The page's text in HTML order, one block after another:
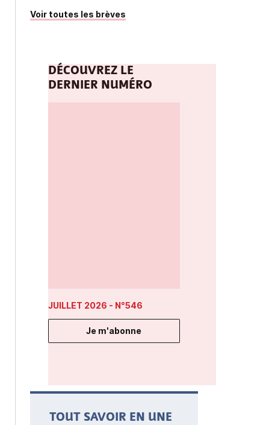
Voir toutes les brèves
DÉCOUVREZ LE
DERNIER NUMÉRO
JUILLET 2026 - N°546
Je m'abonne
TOUT SAVOIR EN UNE